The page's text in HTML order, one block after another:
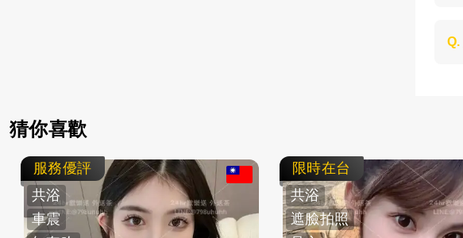
Q.
猜你喜歡
服務優評
共浴
車震
限時在台
共浴
遮臉拍照